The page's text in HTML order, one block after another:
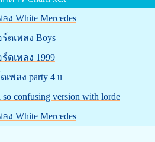
ง White Mercedes
ดเพลง Boys
ดเพลง 1999
เพลง party 4 u
confusing version with lorde
ง White Mercedes